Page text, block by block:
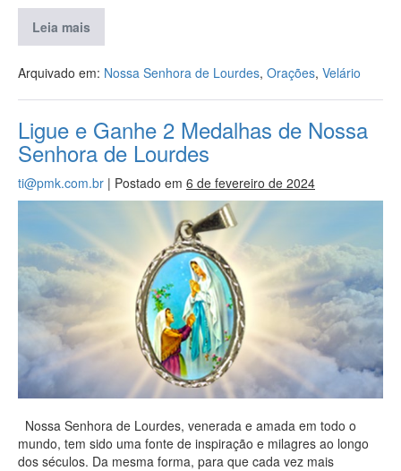
Leia mais
Arquivado em: Nossa Senhora de Lourdes, Orações, Velário
Ligue e Ganhe 2 Medalhas de Nossa
Senhora de Lourdes
ti@pmk.com.br | Postado em 6 de fevereiro de 2024
Nossa Senhora de Lourdes, venerada e amada em todo o
mundo, tem sido uma fonte de inspiração e milagres ao longo
dos séculos. Da mesma forma, para que cada vez mais